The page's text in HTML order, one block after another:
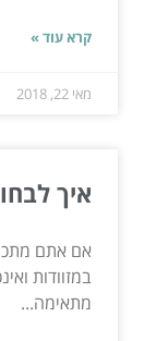
קרא עוד »
מאי 22, 2018
איך
אם אתם
במזוודות
מתאימה...